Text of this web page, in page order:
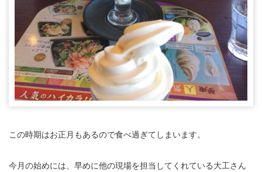
この時期はお正月もあるので食べ過ぎてしまいます。
今月の始めには、早めに他の現場を担当してくれている大工さん